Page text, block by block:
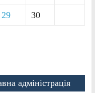
29 30
адміністрація